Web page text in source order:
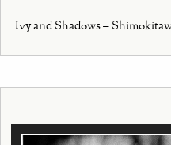
Ivy and Shadows –